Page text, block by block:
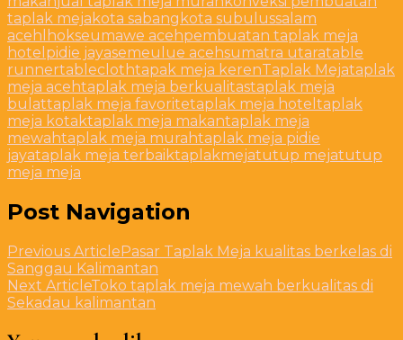
taplak meja kota sabang kota subulussalam
aceh lhokseumawe acehpembuatan taplak meja
hotel pidie jayasemeulue acehsumatra utaratable
runnertableclothtapak meja kerenTaplak Mejataplak
meja acehtaplak meja berkualitastaplak meja
bulattaplak meja favoritetaplak meja hotel taplak
meja kotaktaplak meja makantaplak meja
mewahtaplak meja murahtaplak meja pidie
jayataplak meja terbaiktaplakmejatutup mejatutup
meja meja
Post Navigation
Previous ArticlePasar Taplak Meja kualitas berkelas di
Sanggau Kalimantan
Next ArticleToko taplak meja mewah berkualitas di
Sekadau kalimantan